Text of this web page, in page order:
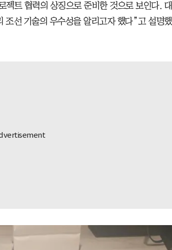
젝트 협력의 상징으로 준비한 것으로 보인다. 대
조선 기술의 우수성을 알리고자 했다”고 설명했